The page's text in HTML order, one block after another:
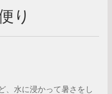
り
、水に浸かって暑さをし